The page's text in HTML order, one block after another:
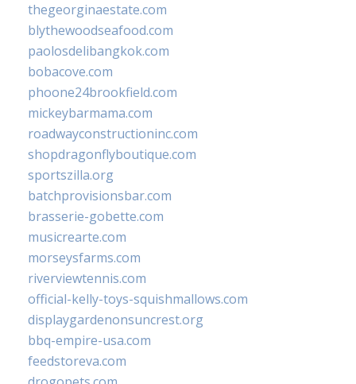
thegeorginaestate.com
blythewoodseafood.com
paolosdelibangkok.com
bobacove.com
phoone24brookfield.com
mickeybarmama.com
roadwayconstructioninc.com
shopdragonflyboutique.com
sportszilla.org
batchprovisionsbar.com
brasserie-gobette.com
musicrearte.com
morseysfarms.com
riverviewtennis.com
official-kelly-toys-squishmallows.com
displaygardenonsuncrest.org
bbq-empire-usa.com
feedstoreva.com